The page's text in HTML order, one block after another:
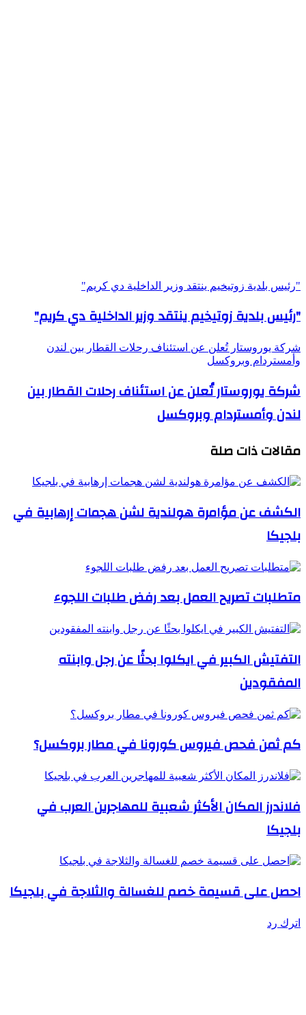
"رئيس بلدية زوتيخيم ينتقد وزير الداخلية دي كريم"
"رئيس بلدية زوتيخيم ينتقد وزير الداخلية دي كريم"
شركة يوروستار تُعلن عن استئناف رحلات القطار بين لندن
وأمستردام وبروكسل
شركة يوروستار تُعلن عن استئناف رحلات القطار بين
لندن وأمستردام وبروكسل
مقالات ذات صلة
الكشف عن مؤامرة هولندية لشن هجمات إرهابية في
بلجيكا
متطلبات تصريح العمل بعد رفض طلبات اللجوء
التفتيش الكبير في ايكلوا بحثًا عن رجل وابنته
المفقودين
كم ثمن فحص فيروس كورونا في مطار بروكسل؟
فلاندرز المكان الأكثر شعبية للمهاجرين العرب في
بلجيكا
احصل على قسيمة خصم للغسالة والثلاجة في بلجيكا
اترك رد